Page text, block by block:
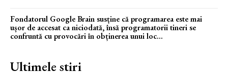
Fondatorul Google Brain susține că programarea este mai
ușor de accesat ca niciodată, însă programatorii tineri se
confruntă cu provocări în obținerea unui loc...
Ultimele stiri